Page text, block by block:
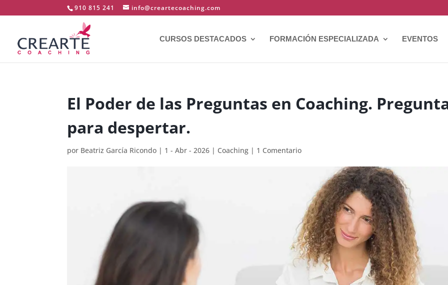
910 815 241 info@creartecoaching.com
CURSOS DESTACADOS FORMACIÓN ESPECIALIZADA EVENTOS
El Poder de las Preguntas en Coaching.
para despertar.
por Beatriz García Ricondo | 1 - Abr - 2026 | Coaching | 1 Comentario